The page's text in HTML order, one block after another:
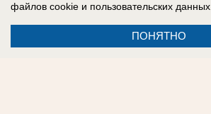
07.08.2026
файлов cookie и пользовательских данных.
ПОНЯТНО